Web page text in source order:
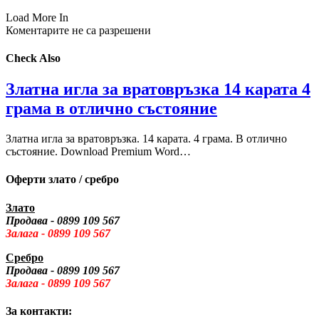
Load More In
Коментарите не са разрешени
Check Also
Златна игла за вратовръзка 14 карата 4
грама в отлично състояние
Златна игла за вратовръзка. 14 карата. 4 грама. В отлично
състояние. Download Premium Word…
Оферти злато / сребро
Злато
Продава - 0899 109 567
Залага - 0899 109 567
Сребро
Продава - 0899 109 567
Залага - 0899 109 567
За контакти: